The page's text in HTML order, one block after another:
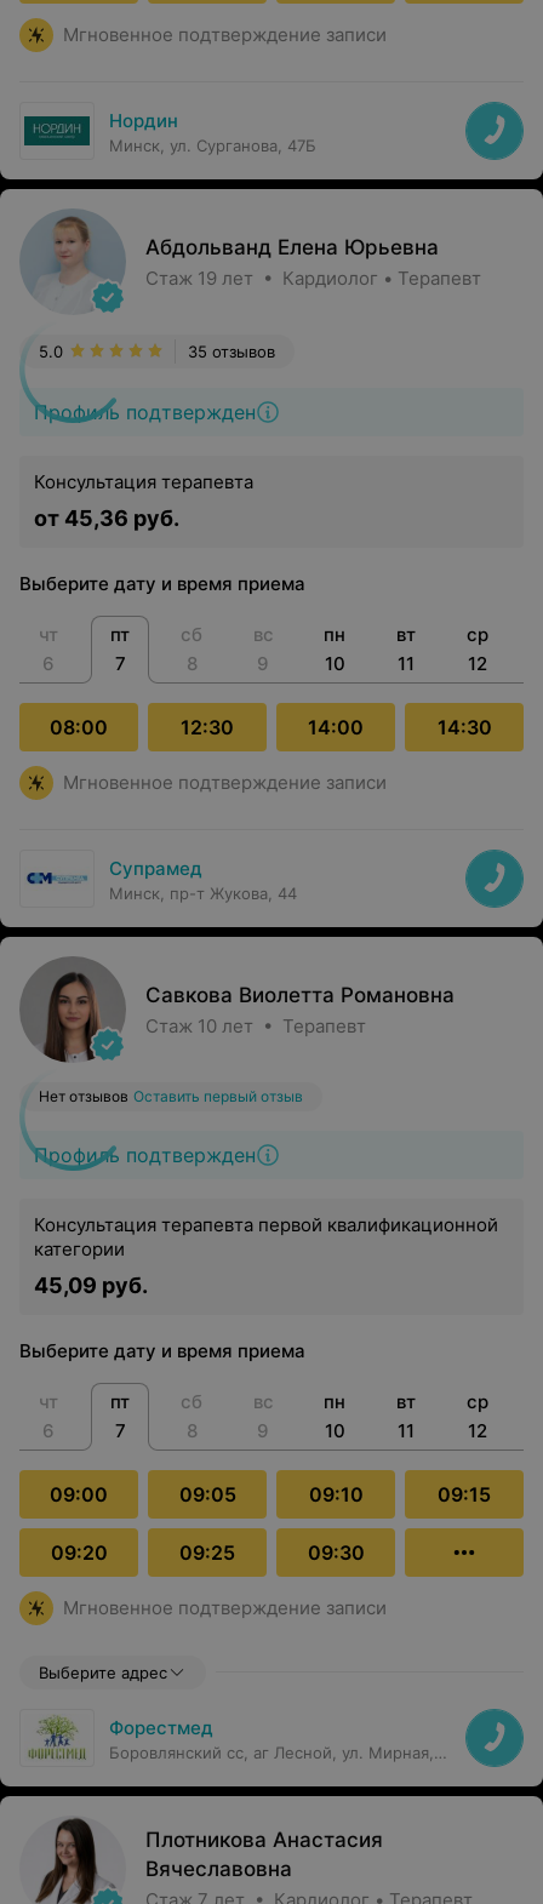
Мгновенное подтверждение записи
Нордин
Минск, ул. Сурганова, 47Б
Абдольванд Елена Юрьевна
Стаж 19 лет • Кардиолог • Терапевт
Профиль подтвержден
35 отзывов
5.0
Консультация терапевта
от 45,36 руб.
Выберите дату и время приема
чт
6
пт
7
сб
8
вс
9
пн
10
вт
11
ср
12
08:00 12:30 14:00 14:30
Мгновенное подтверждение записи
Супрамед
Минск, пр-т Жукова, 44
Савкова Виолетта Романовна
Стаж 10 лет • Терапевт
Профиль подтвержден
Нет отзывов Оставить первый отзыв
Консультация терапевта первой квалификационной
категории
45,09 руб.
Выберите дату и время приема
чт
6
пт
7
сб
8
вс
9
пн
10
вт
11
ср
12
09:00 09:05 09:10 09:15
09:20 09:25 09:30
Мгновенное подтверждение записи
Выберите адрес
Форестмед
Боровлянский сс, аг Лесной, ул. Мирная,
Плотникова Анастасия
Вячеславовна